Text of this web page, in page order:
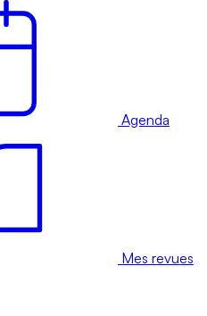
Agenda
Mes revues